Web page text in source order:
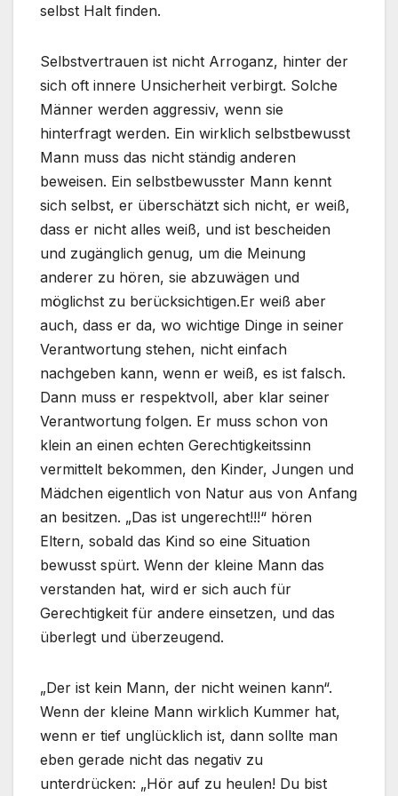
selbst Halt finden.
Selbstvertrauen ist nicht Arroganz, hinter der
sich oft innere Unsicherheit verbirgt. Solche
Männer werden aggressiv, wenn sie
hinterfragt werden. Ein wirklich selbstbewusst
Mann muss das nicht ständig anderen
beweisen. Ein selbstbewusster Mann kennt
sich selbst, er überschätzt sich nicht, er weiß,
dass er nicht alles weiß, und ist bescheiden
und zugänglich genug, um die Meinung
anderer zu hören, sie abzuwägen und
möglichst zu berücksichtigen.Er weiß aber
auch, dass er da, wo wichtige Dinge in seiner
Verantwortung stehen, nicht einfach
nachgeben kann, wenn er weiß, es ist falsch.
Dann muss er respektvoll, aber klar seiner
Verantwortung folgen. Er muss schon von
klein an einen echten Gerechtigkeitssinn
vermittelt bekommen, den Kinder, Jungen und
Mädchen eigentlich von Natur aus von Anfang
an besitzen. „Das ist ungerecht!!!“ hören
Eltern, sobald das Kind so eine Situation
bewusst spürt. Wenn der kleine Mann das
verstanden hat, wird er sich auch für
Gerechtigkeit für andere einsetzen, und das
überlegt und überzeugend.
„Der ist kein Mann, der nicht weinen kann“.
Wenn der kleine Mann wirklich Kummer hat,
wenn er tief unglücklich ist, dann sollte man
eben gerade nicht das negativ zu
unterdrücken: „Hör auf zu heulen! Du bist